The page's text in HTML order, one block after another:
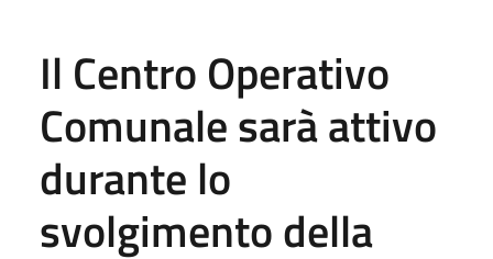
Il Centro Operativo
Comunale sarà attivo
durante lo
svolgimento della